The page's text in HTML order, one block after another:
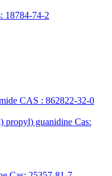
18784-74-2
CAS : 862822-32-0
propyl) guanidine Cas: